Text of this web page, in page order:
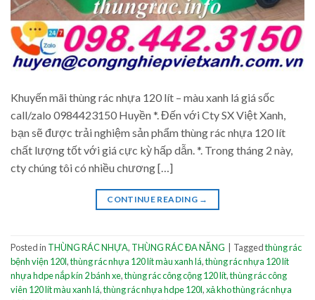
Khuyến mãi thùng rác nhựa 120 lít – màu xanh lá giá sốc
call/zalo 0984423150 Huyền *. Đến với Cty SX Việt Xanh,
bạn sẽ được trải nghiệm sản phẩm thùng rác nhựa 120 lít
chất lượng tốt với giá cực kỳ hấp dẫn. *. Trong tháng 2 này,
cty chúng tôi có nhiều chương […]
CONTINUE READING →
Posted in THÙNG RÁC NHỰA, THÙNG RÁC ĐA NĂNG Taggedthùng rác
bệnh viện 120l,thùng rác nhựa 120 lít màu xanh lá,thùng rác nhựa 120 lít
nhựa hdpe nắp kín 2 bánh xe,thùng rác công cộng 120 lít,thùng rác công
viên 120 lít màu xanh lá,thùng rác nhựa hdpe 120l,xả kho thùng rác nhựa